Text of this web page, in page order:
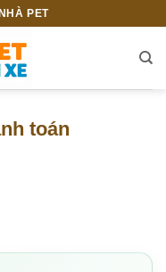
PET
toán